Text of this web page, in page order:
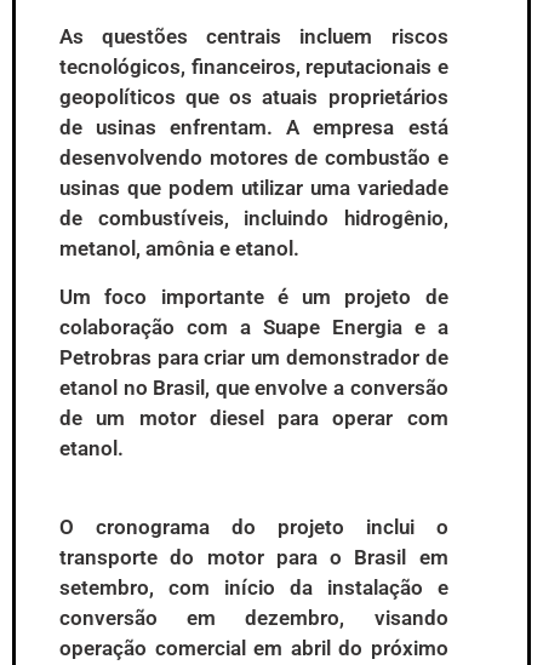
As questões centrais incluem riscos
tecnológicos, financeiros, reputacionais e
geopolíticos que os atuais proprietários
de usinas enfrentam. A empresa está
desenvolvendo motores de combustão e
usinas que podem utilizar uma variedade
de combustíveis, incluindo hidrogênio,
metanol, amônia e etanol.
Um foco importante é um projeto de
colaboração com a Suape Energia e a
Petrobras para criar um demonstrador de
etanol no Brasil, que envolve a conversão
de um motor diesel para operar com
etanol.
O cronograma do projeto inclui o
transporte do motor para o Brasil em
setembro, com início da instalação e
conversão em dezembro, visando
operação comercial em abril do próximo